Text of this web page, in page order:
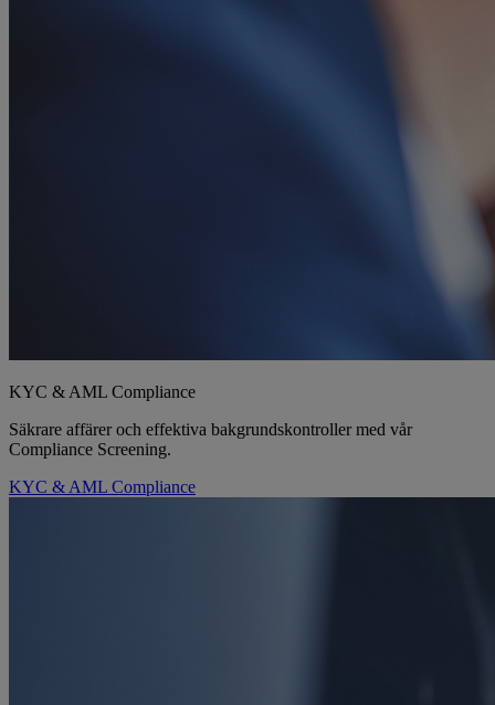
KYC & AML Compliance
Säkrare affärer och effektiva bakgrundskontroller med vår
Compliance Screening.
KYC & AML Compliance